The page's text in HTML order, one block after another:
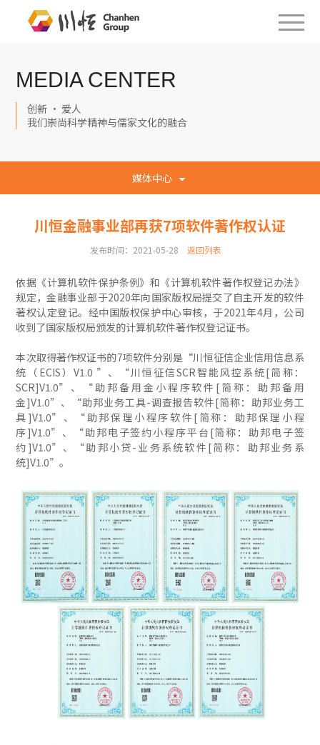
MEDIA CENTER
创新 · 爱人
我们崇尚科学精神与儒家文化的融合
媒体中心
川恒金融事业部再获7项软件著作权认证
发布时间：2021-05-28 返回列表
依据《计算机软件保护条例》和《计算机软件著作权登记办法》
规定，金融事业部于2020年向国家版权局提交了自主开发的软件
著权认定登记。经中国版权保护中心审核，于2021年4月，公司
收到了国家版权局颁发的计算机软件著作权登记证书。
本次取得著作权证书的7项软件分别是“川恒征信企业信用信息系
统（ECIS）V1.0 ”、“川恒征信SCR智能风控系统[简称：
SCR]V1.0”、“助邦备用金小程序软件[简称：助邦备用
金]V1.0”、“助邦业务工具-调查报告软件[简称：助邦业务工
具]V1.0”、“助邦保理小程序软件[简称：助邦保理小程
序]V1.0”、“助邦电子签约小程序平台[简称：助邦电子签
约]V1.0”、“助邦小贷-业务系统软件[简称：助邦业务系
统]V1.0”。